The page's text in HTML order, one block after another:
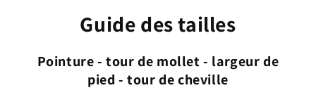
Guide des tailles
Pointure - tour de mollet - largeur de
pied - tour de cheville